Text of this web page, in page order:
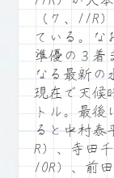
（７、11R
ている。な
準優の３着
なる最新の
現在で天候
トル。最
ると中村泰
R）、寺田
10R）、前